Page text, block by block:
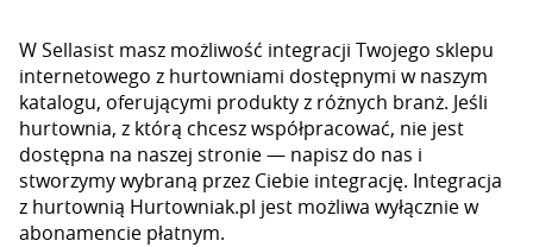
W Sellasist masz możliwość integracji Twojego sklepu
internetowego z hurtowniami dostępnymi w naszym
katalogu, oferującymi produkty z różnych branż. Jeśli
hurtownia, z którą chcesz współpracować, nie jest
dostępna na naszej stronie — napisz do nas i
stworzymy wybraną przez Ciebie integrację. Integracja
z hurtownią Hurtowniak.pl jest możliwa wyłącznie w
abonamencie płatnym.